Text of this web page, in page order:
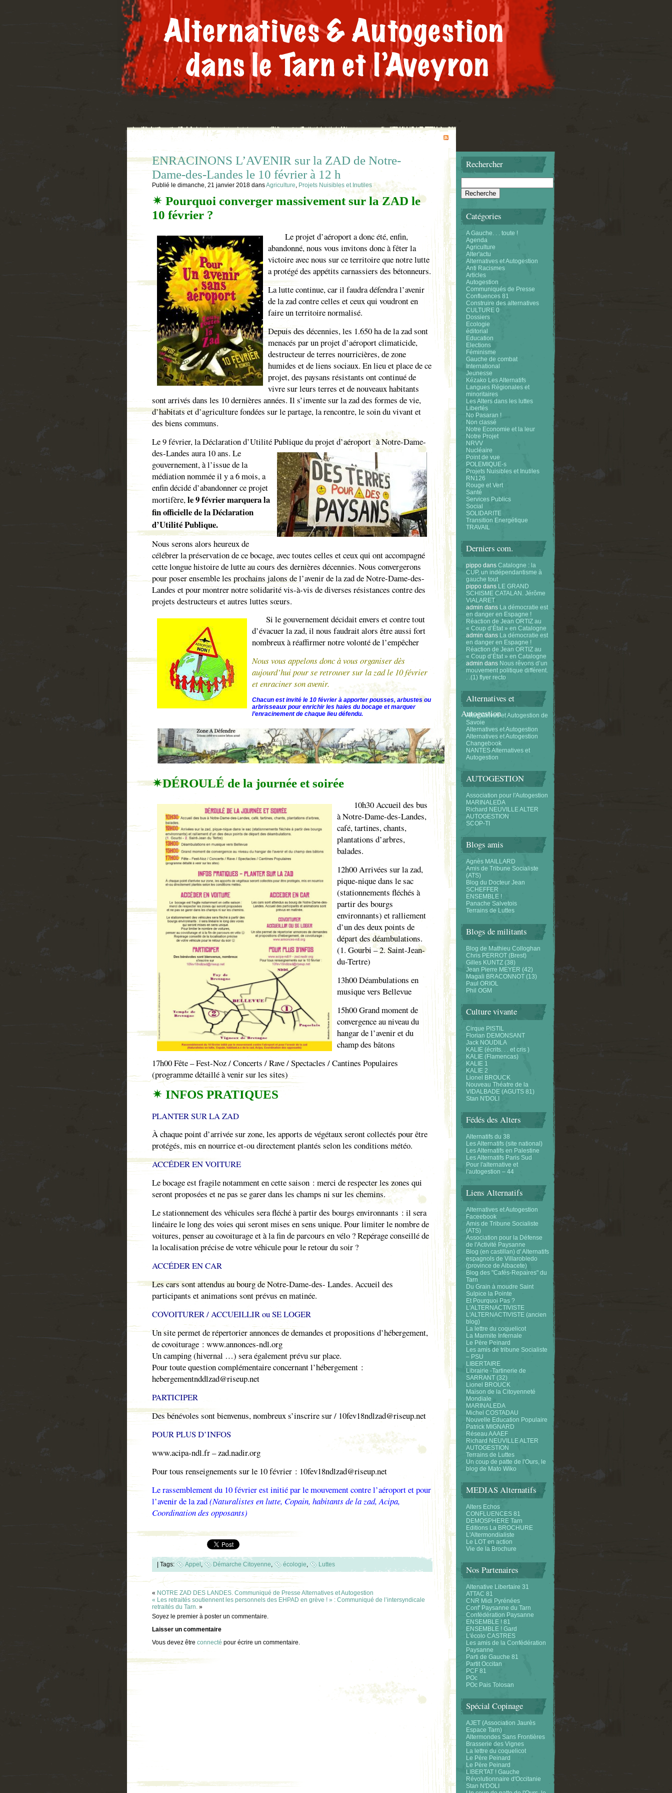
ENRACINONS L’AVENIR sur la ZAD de Notre-
Dame-des-Landes le 10 février à 12 h
Publié le dimanche, 21 janvier 2018 dansAgriculture, Projets Nuisibles et Inutiles
✴ Pourquoi converger massivement sur la ZAD le
10 février ?
Le projet d’aéroport a donc été, enfin,
abandonné, nous vous invitons donc à fêter la
victoire avec nous sur ce territoire que notre lutte
a protégé des appétits carnassiers des bétonneurs.
La lutte continue, car il faudra défendra l’avenir
de la zad contre celles et ceux qui voudront en
faire un territoire normalisé.
Depuis des décennies, les 1.650 ha de la zad sont
menacés par un projet d’aéroport climaticide,
destructeur de terres nourricières, de zone
humides et de liens sociaux. En lieu et place de ce
projet, des paysans résistants ont continué de
vivre sur leurs terres et de nouveaux habitants
sont arrivés dans les 10 dernières années. Il s’invente sur la zad des formes de vie,
d’habitats et d’agriculture fondées sur le partage, la rencontre, le soin du vivant et
des biens communs.
Le 9 février, la Déclaration d’Utilité Publique du projetd’aéroport à Notre-Dame-
des-Landes aura 10 ans. Le
gouvernement, à l’issue de la
médiation nommée il y a 6 mois, a
enfin décidé d’abandonner ce projet
mortifère, le 9 février marquera la
fin officielle de la Déclaration
d’Utilité Publique.
Nous serons alors heureux de
célébrer la préservation de ce bocage, avec toutes celles et ceux qui ont accompagné
cette longue histoire de lutte au cours des dernières décennies. Nous convergerons
pour poser ensemble les prochains jalons de l’avenir de la zad de Notre-Dame-des-
Landes et pour montrer notre solidarité vis-à-vis de diverses résistances contre des
projets destructeurs et autres luttes sœurs.
Si le gouvernement décidait envers et contre tout
d’évacuer la zad, il nous faudrait alors être aussi fort
nombreux à réaffirmer notre volonté de l’empêcher
Nous vous appelons donc à vous organiser dès
aujourd’hui pour se retrouver sur la zad le 10 février
et enraciner son avenir.
Chacun est invité le 10 février à apporter pousses, arbustes ou
arbrisseaux pour enrichir les haies du bocage et marquer
l’enracinement de chaque lieu défendu.
✴DÉROULÉ de la journée et soirée
10h30 Accueil des bus
à Notre-Dame-des-Landes,
café, tartines, chants,
plantations d’arbres,
balades.
12h00 Arrivées sur la zad,
pique-nique dans le sac
(stationnements fléchés à
partir des bourgs
environnants) et ralliement
d’un des deux points de
départ des déambulations.
(1. Gourbi – 2. Saint-Jean-
du-Tertre)
13h00 Déambulations en
musique vers Bellevue
15h00 Grand moment de
convergence au niveau du
hangar de l’avenir et du
champ des bâtons
17h00 Fête – Fest-Noz / Concerts / Rave / Spectacles / Cantines Populaires
(programme détaillé à venir sur les sites)
✴ INFOS PRATIQUES
PLANTER SUR LA ZAD
À chaque point d’arrivée sur zone, les apports de végétaux seront collectés pour être
protégés, mis en nourrice et-ou directement plantés selon les conditions météo.
ACCÉDER EN VOITURE
Le bocage est fragile notamment en cette saison : merci de respecter les zones qui
seront proposées et ne pas se garer dans les champs ni sur les chemins.
Le stationnement des véhicules sera fléché à partir des bourgs environnants : il sera
linéaire le long des voies qui seront mises en sens unique. Pour limiter le nombre de
voitures, penser au covoiturage et à la fin de parcours en vélo ? Repérage conseillé de
la localisation précise de votre véhicule pour le retour du soir ?
ACCÉDER EN CAR
Les cars sont attendus au bourg de Notre-Dame-des- Landes. Accueil des
participants et animations sont prévus en matinée.
COVOITURER / ACCUEILLIR ou SE LOGER
Un site permet de répertorier annonces de demandes et propositions d’hébergement,
de covoiturage : www.annonces-ndl.org
Un camping (hivernal …) sera également prévu sur place.
Pour toute question complémentaire concernant l’hébergement :
hebergementnddlzad@riseup.net
PARTICIPER
Des bénévoles sont bienvenus, nombreux s’inscrire sur / 10fev18ndlzad@riseup.net
POUR PLUS D’INFOS
www.acipa-ndl.fr – zad.nadir.org
Pour tous renseignements sur le 10 février : 10fev18ndlzad@riseup.net
Le rassemblement du 10 février est initié par le mouvement contre l’aéroport et pour
l’avenir de la zad(Naturalistes en lutte, Copain, habitants de la zad, Acipa,
Coordination des opposants)
| Tags: Appel, Démarche Citoyenne écologie Luttes
« NOTRE ZAD DES LANDES. Communiqué de Presse Alternatives et Autogestion
« Les retraités soutiennent les personnels des EHPAD en grève ! » : Communiqué de l’intersyndicale
retraités du Tarn. »
Soyez le premier à poster un commentaire.
Laisser un commentaire
Vous devez être connecté pour écrire un commentaire.
Rechercher
Catégories
A Gauche. . . toute !
Agenda
Agriculture
Alter'actu
Alternatives et Autogestion
Anti Racismes
Articles
Autogestion
Communiqués de Presse
Confluences 81
Construire des alternatives
CULTURE 0
Dossiers
Ecologie
éditorial
Education
Elections
Féminisme
Gauche de combat
International
Jeunesse
Kézako Les Alternatifs
Langues Régionales et
minoritaires
Les Alters dans les luttes
Libertés
No Pasaran !
Non classé
Notre Economie et la leur
Notre Projet
NRVV
Nucléaire
Point de vue
POLEMIQUE-s
Projets Nuisibles et Inutiles
RN126
Rouge et Vert
Santé
Services Publics
Social
SOLIDARITE
Transition Energétique
TRAVAIL
Derniers com.
pippo dans Catalogne : la
CUP, un indépendantisme à
gauche tout
pippo dans LE GRAND
SCHISME CATALAN. Jérôme
VIALARET
admin dans La démocratie est
en danger en Espagne !
Réaction de Jean ORTIZ au
« Coup d’État » en Catalogne
admin dans La démocratie est
en danger en Espagne !
Réaction de Jean ORTIZ au
« Coup d’État » en Catalogne
admin dans Nous rêvons d’un
mouvement politique différent.
. .(1) flyer recto
Alternatives et
Autogestion
Alternatifves et Autogestion de
Savoie
Alternatives et Autogestion
Alternatives et Autogestion
Changebook
NANTES Alternatives et
Autogestion
AUTOGESTION
Association pour l'Autogestion
MARINALEDA
Richard NEUVILLE ALTER
AUTOGESTION
SCOP-TI
Blogs amis
Agnès MAILLARD
Amis de Tribune Socialiste
(ATS)
Blog du Docteur Jean
SCHEFFER
ENSEMBLE !
Panache Salvetois
Terrains de Luttes
Blogs de militants
Blog de Mathieu Colloghan
Chris PERROT (Brest)
Gilles KUNTZ (38)
Jean Pierre MEYER (42)
Magali BRACONNOT (13)
Paul ORIOL
Phil OGM
Culture vivante
Cirque PISTIL
Florian DEMONSANT
Jack NOUDILA
KALIE (écrits. . . et cris )
KALIE (Flamencas)
KALIE 1
KALIE 2
Lionel BROUCK
Nouveau Théatre de la
VIDALBADE (AGUTS 81)
Stan N'DOLI
Fédés des Alters
Alternatifs du 38
Les Alternatifs (site national)
Les Alternatifs en Palestine
Les Alternatifs Paris Sud
Pour l'alternative et
l'autogestion – 44
Liens Alternatifs
Alternatives et Autogestion
Faceebook
Amis de Tribune Socialiste
(ATS)
Association pour la Défense
de l'Activité Paysanne
Blog (en castillan) d' Alternatifs
espagnols de Villarobledo
(province de Albacete)
Blog des "Cafés-Repaires" du
Tarn
Du Grain à moudre Saint
Sulpice la Pointe
Et Pourquoi Pas ?
L'ALTERNACTIVISTE
L'ALTERNACTIVISTE (ancien
blog)
La lettre du coquelicot
La Marmite Infernale
Le Père Peinard
Les amis de tribune Socialiste
– PSU
LIBERTAIRE
Librairie -Tartinerie de
SARRANT (32)
Lionel BROUCK
Maison de la Citoyenneté
Mondiale
MARINALEDA
Michel COSTADAU
Nouvelle Education Populaire
Patrick MIGNARD
Réseau AAAEF
Richard NEUVILLE ALTER
AUTOGESTION
Terrains de Luttes
Un coup de patte de l'Ours, le
blog de Mato Wiko
MEDIAS Alternatifs
Alters Echos
CONFLUENCES 81
DEMOSPHERE Tarn
Editions La BROCHURE
L'Altermondialiste
Le LOT en action
Vie de la Brochure
Nos Partenaires
Altenative Libertaire 31
ATTAC 81
CNR Midi Pyrénées
Conf' Paysanne du Tarn
Confédération Paysanne
ENSEMBLE ! 81
ENSEMBLE ! Gard
L'écolo CASTRES
Les amis de la Confédération
Paysanne
Parti de Gauche 81
Partit Occitan
PCF 81
POc
POc Pais Tolosan
Spécial Copinage
AJET (Association Jaurès
Espace Tarn)
Altermondes Sans Frontières
Brasserie des Vignes
La lettre du coquelicot
Le Père Peinard
Le Père Peinard
LIBERTAT ! Gauche
Révolutionnaire d'Occitanie
Stan N'DOLI